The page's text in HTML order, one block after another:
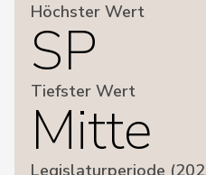
Höchster Wert
SP
Tiefster Wert
Mitte
Legislaturperiode